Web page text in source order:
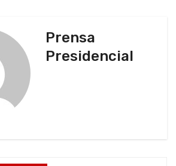
Prensa
Presidencial